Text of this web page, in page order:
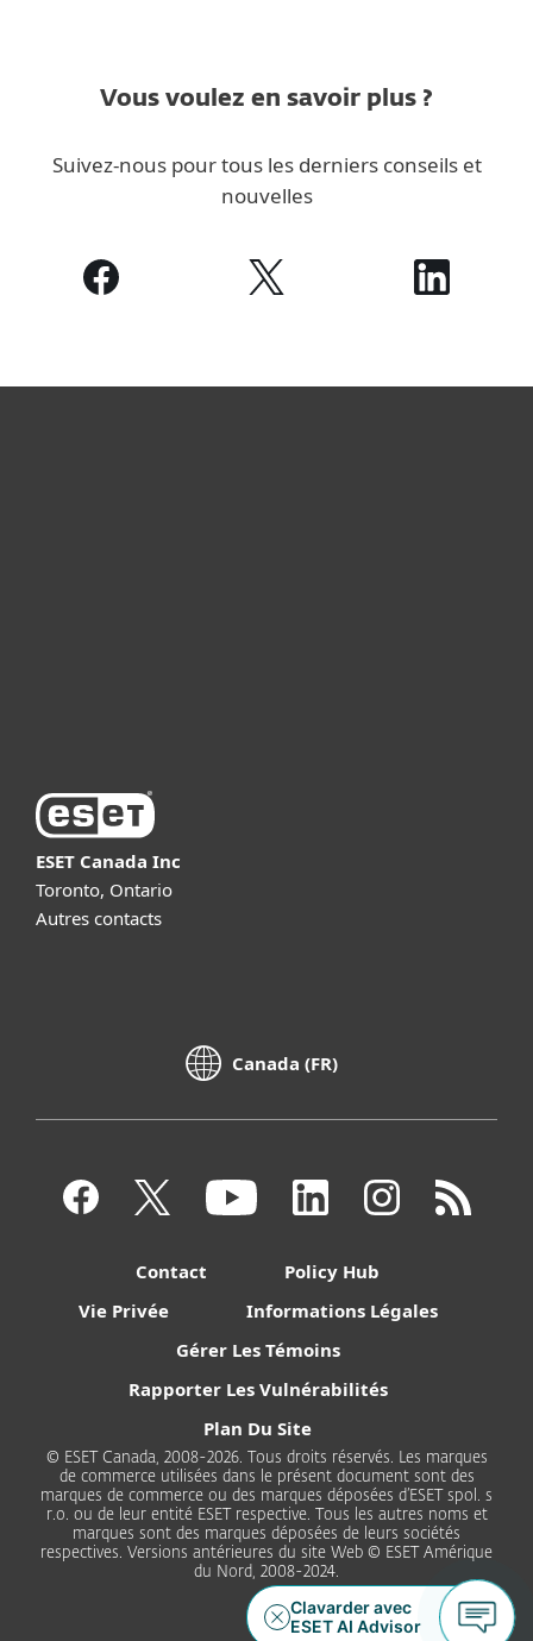
Vous voulez en savoir plus ?
Suivez-nous pour tous les derniers conseils et
nouvelles
ESET Canada Inc
Toronto, Ontario
Autres contacts
Canada (FR)
Contact
Policy Hub
Vie Privée
Informations Légales
Gérer Les Témoins
Rapporter Les Vulnérabilités
Plan Du Site
© ESET Canada, 2008-2026. Tous droits réservés. Les marques
de commerce utilisées dans le présent document sont des
marques de commerce ou des marques déposées d’ESET spol. s
r.o. ou de leur entité ESET respective. Tous les autres noms et
marques sont des marques déposées de leurs sociétés
respectives. Versions antérieures du site Web © ESET Amérique
du Nord, 2008-2024.